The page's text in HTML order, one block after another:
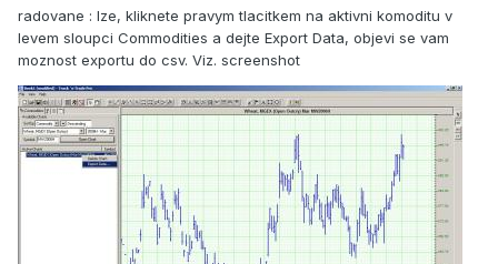
radovane : lze, kliknete pravym tlacitkem na aktivni komoditu v
levem sloupci Commodities a dejte Export Data, objevi se vam
moznost exportu do csv. Viz. screenshot